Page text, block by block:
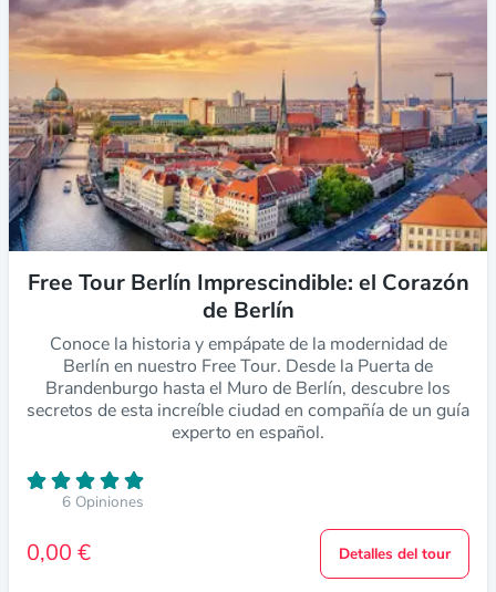
Free Tour Berlín Imprescindible: el Corazón
de Berlín
Conoce la historia y empápate de la modernidad de
Berlín en nuestro Free Tour. Desde la Puerta de
Brandenburgo hasta el Muro de Berlín, descubre los
secretos de esta increíble ciudad en compañía de un guía
experto en español.
6 Opiniones
0,00 € Detalles del tour